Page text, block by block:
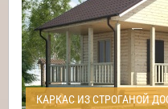
КАРКАС ИЗ СТРОГАНОЙ